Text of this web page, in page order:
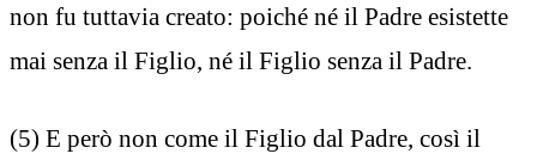
non fu tuttavia creato: poiché né il Padre esistette
mai senza il Figlio, né il Figlio senza il Padre.
(5) E però non come il Figlio dal Padre, così il